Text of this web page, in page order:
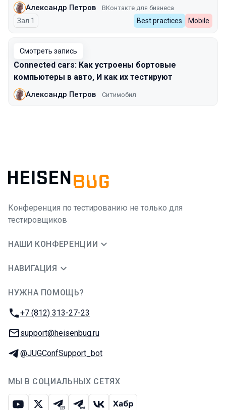
Александр Петров ВКонтакте для бизнеса
Зал 1 Best practices Mobile
Смотреть запись
Connected cars: Как устроены бортовые
компьютеры в авто, И как их тестируют
Александр Петров Ситимобил
Конференция по тестированию не только для
тестировщиков
НАШИ КОНФЕРЕНЦИИ
НАВИГАЦИЯ
НУЖНА ПОМОЩЬ?
Телефон:
+7 (812) 313-27-23
E-mail:
support@heisenbug.ru
Телеграм:
@JUGConfSupport_bot
МЫ В СОЦИАЛЬНЫХ СЕТЯХ